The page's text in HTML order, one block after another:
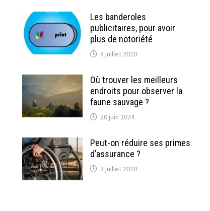
Les banderoles
publicitaires, pour avoir
plus de notoriété
8 juillet 2020
Où trouver les meilleurs
endroits pour observer la
faune sauvage ?
20 juin 2024
Peut-on réduire ses primes
d’assurance ?
3 juillet 2020